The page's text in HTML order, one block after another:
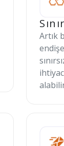
Artık